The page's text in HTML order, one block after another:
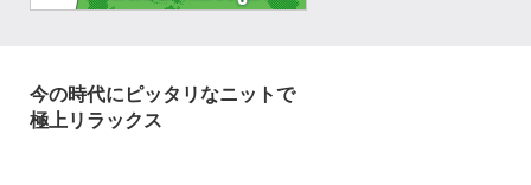
今の時代にピッタリなニットで
極上リラックス